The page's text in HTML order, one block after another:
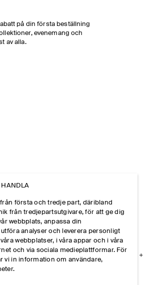
på din första beställning
evenemang och
av alla.
HANDLA
första och tredje part, däribland
från tredjepartsutgivare, för att ge dig
webbplats, anpassa din
analyser och leverera personligt
webbplatser, i våra appar och i våra
och via sociala medieplattformar. För
vi in information om användare,